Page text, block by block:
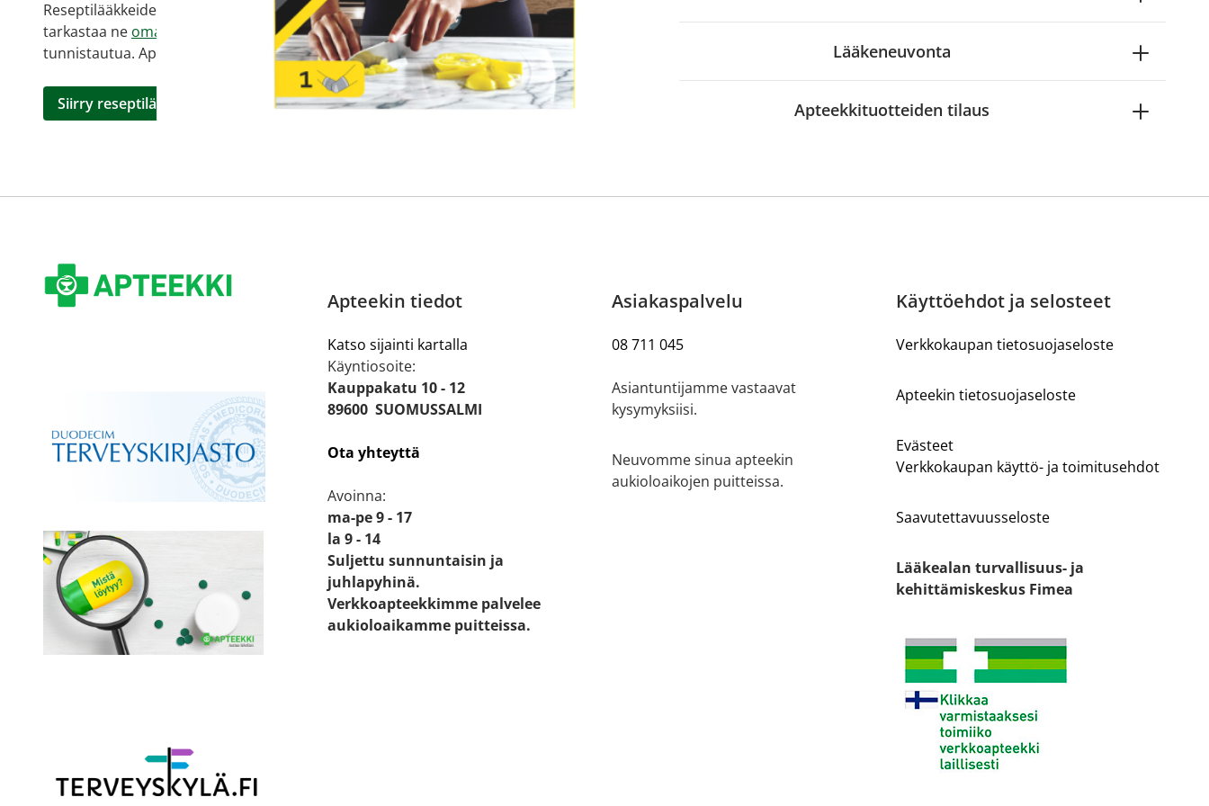
Reseptilääkkeiden tilaaminen edellyttää voimassa olevaa reseptiä, ja voit
tarkastaa ne omakanta.fi
-palvelusta. Tilausta varten sinun pitää ensin
tunnistautua. Apteekki käsittelee tilauksesi, jonka jälkeen voit maksaa ostoksesi.
Siirry reseptilääketilaukseen
Lääkeneuvonta
Apteekkituotteiden tilaus
Apteekin tiedot
Katso sijainti kartalla
Käyntiosoite:
Kauppakatu 10 - 12
89600 SUOMUSSALMI
Ota yhteyttä
Avoinna:
ma-pe 9 - 17
la 9 - 14
Suljettu sunnuntaisin ja
juhlapyhinä.
Verkkoapteekkimme palvelee
aukioloaikamme puitteissa.
Asiakaspalvelu
08 711 045
Asiantuntijamme vastaavat
kysymyksiisi.
Neuvomme sinua apteekin
aukioloaikojen puitteissa.
Käyttöehdot ja selosteet
Verkkokaupan tietosuojaseloste
Apteekin tietosuojaseloste
Evästeet
Verkkokaupan käyttö- ja toimitusehdot
Saavutettavuusseloste
Lääkealan turvallisuus- ja
kehittämiskeskus Fimea